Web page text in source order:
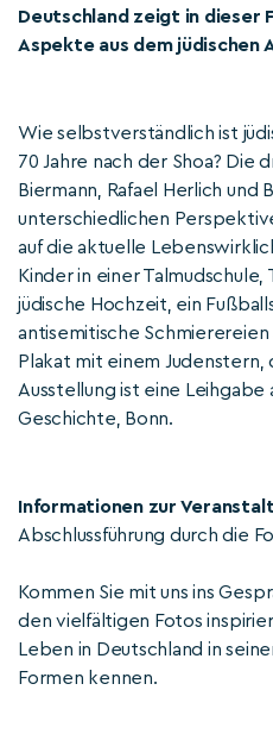
Deutschland zeigt in dieser
Aspekte aus dem jüdischen
Wie selbstverständlich ist
70 Jahre nach der Shoa? Die
Biermann, Rafael Herlich und
unterschiedlichen
auf die aktuelle
Kinder in einer Talmudschule,
jüdische Hochzeit, ein
antisemitische
Plakat mit einem
Ausstellung ist eine Leihgabe
Geschichte, Bonn.
Informationen zur
Abschlussführung durch die
Kommen Sie mit uns ins
den vielfältigen Fotos
Leben in Deutschland in
Formen kennen.